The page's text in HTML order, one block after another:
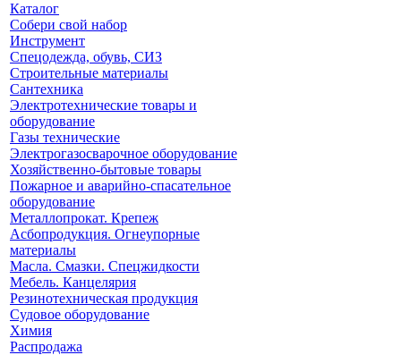
Каталог
Собери свой набор
Инструмент
Спецодежда, обувь, СИЗ
Строительные материалы
Сантехника
Электротехнические товары и
оборудование
Газы технические
Электрогазосварочное оборудование
Хозяйственно-бытовые товары
Пожарное и аварийно-спасательное
оборудование
Металлопрокат. Крепеж
Асбопродукция. Огнеупорные
материалы
Масла. Смазки. Спецжидкости
Мебель. Канцелярия
Резинотехническая продукция
Судовое оборудование
Химия
Распродажа